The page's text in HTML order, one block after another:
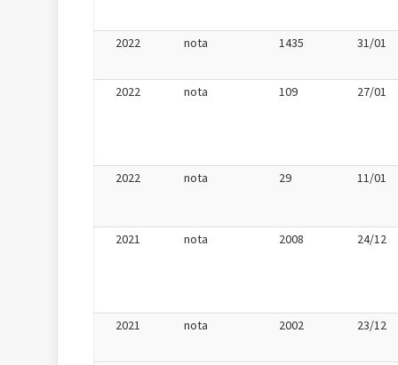
2022 nota 1435 31/01
2022 nota 109 27/01
2022 nota 29 11/01
2021 nota 2008 24/12
2021 nota 2002 23/12